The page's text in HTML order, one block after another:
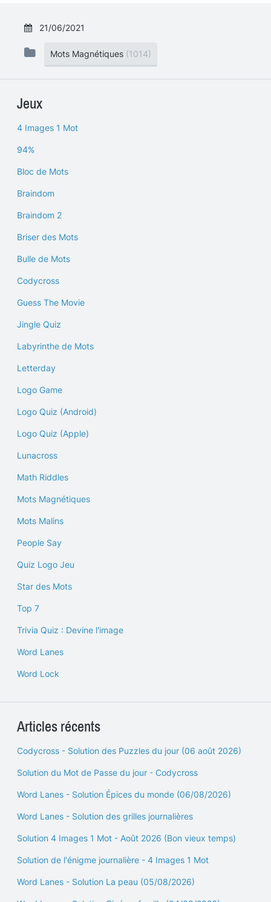
21/06/2021
Mots Magnétiques (1014)
Jeux
4 Images 1 Mot
94%
Bloc de Mots
Braindom
Braindom 2
Briser des Mots
Bulle de Mots
Codycross
Guess The Movie
Jingle Quiz
Labyrinthe de Mots
Letterday
Logo Game
Logo Quiz (Android)
Logo Quiz (Apple)
Lunacross
Math Riddles
Mots Magnétiques
Mots Malins
People Say
Quiz Logo Jeu
Star des Mots
Top 7
Trivia Quiz : Devine l'image
Word Lanes
Word Lock
Articles récents
Codycross - Solution des Puzzles du jour (06 août 2026)
Solution du Mot de Passe du jour - Codycross
Word Lanes - Solution Épices du monde (06/08/2026)
Word Lanes - Solution des grilles journalières
Solution 4 Images 1 Mot - Août 2026 (Bon vieux temps)
Solution de l'énigme journalière - 4 Images 1 Mot
Word Lanes - Solution La peau (05/08/2026)